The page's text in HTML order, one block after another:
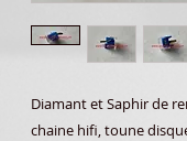
Diamant et Saphir de
chaine hifi, toune